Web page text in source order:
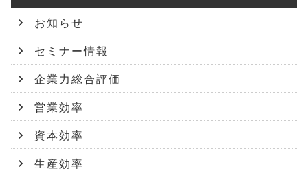
お知らせ
セミナー情報
企業力総合評価
営業効率
資本効率
生産効率